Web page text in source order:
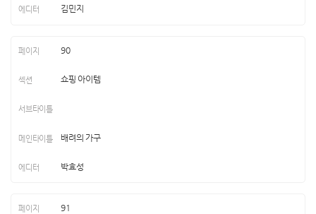
김민지
90
쇼핑 아이템
배려의 가구
박효성
91